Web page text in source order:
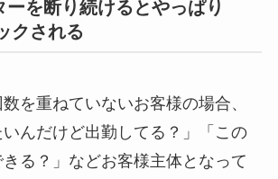
ーを断り続けるとやっぱり
クされる
を重ねていないお客様の場合、
いんだけど出勤してる？」「この
る？」などお客様主体となって